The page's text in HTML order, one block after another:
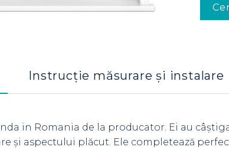
Instrucție măsurare și instalare
in Romania de la producator. Ei au
și aspectului plăcut. Ele completează